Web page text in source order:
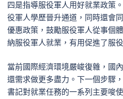
四是指導服役軍人用好就業政策
役軍人學歷晉升通道，同時還會
優惠政策，鼓勵服役軍人從事個
納服役軍人就業，有用促進了服
當前國際經濟環境嚴峻復雜，國
還需求做更多盡力。下一個步驟
書記對就業任務的一系列主要唆